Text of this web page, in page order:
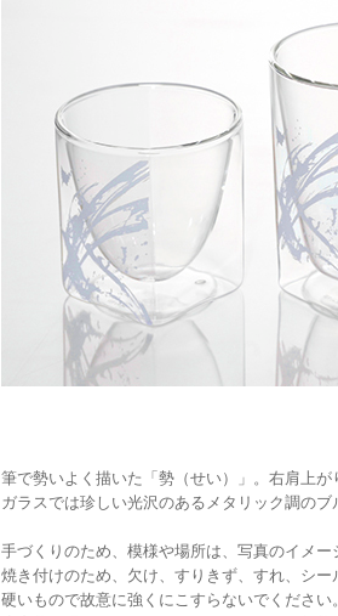
筆で勢いよく描いた「勢（せい）」。右肩上が
ガラスでは珍しい光沢のあるメタリック調のブ
手づくりのため、模様や場所は、写真のイメー
焼き付けのため、欠け、すりきず、すれ、シ
硬いもので故意に強くにこすらないでください